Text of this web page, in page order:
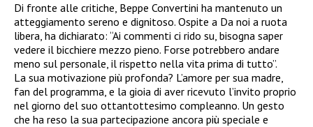
Di fronte alle critiche, Beppe Convertini ha mantenuto un
atteggiamento sereno e dignitoso. Ospite a Da noi a ruota
libera, ha dichiarato: “Ai commenti ci rido su, bisogna saper
vedere il bicchiere mezzo pieno. Forse potrebbero andare
meno sul personale, il rispetto nella vita prima di tutto”.
La sua motivazione più profonda? L’amore per sua madre,
fan del programma, e la gioia di aver ricevuto l’invito proprio
nel giorno del suo ottantottesimo compleanno. Un gesto
che ha reso la sua partecipazione ancora più speciale e